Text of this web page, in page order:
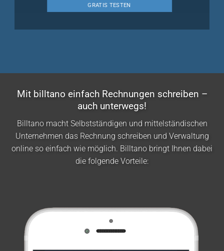
Mit billtano einfach Rechnungen schreiben –
auch unterwegs!
Billtano macht Selbstständigen und mittelständischen
Unternehmen das Rechnung schreiben und Verwaltung
online so einfach wie möglich. Billtano bringt Ihnen dabei
die folgende Vorteile: